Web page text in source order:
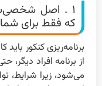
۱ . اصل
که فقط برای
برنامه‌ریزی کنکور
از برنامه افراد
می‌شود، زیرا شرایط،